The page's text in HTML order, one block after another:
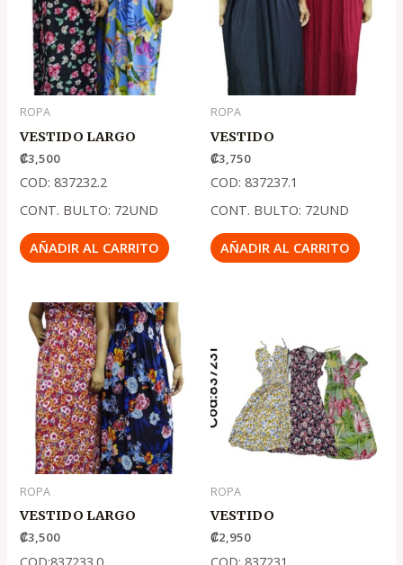
ROPA
VESTIDO LARGO
₡3,500
COD: 837232.2
CONT. BULTO: 72UND
AÑADIR AL CARRITO
ROPA
VESTIDO
₡3,750
COD: 837237.1
CONT. BULTO: 72UND
AÑADIR AL CARRITO
ROPA
VESTIDO LARGO
₡3,500
COD:837233.0
ROPA
VESTIDO
₡2,950
COD: 837231